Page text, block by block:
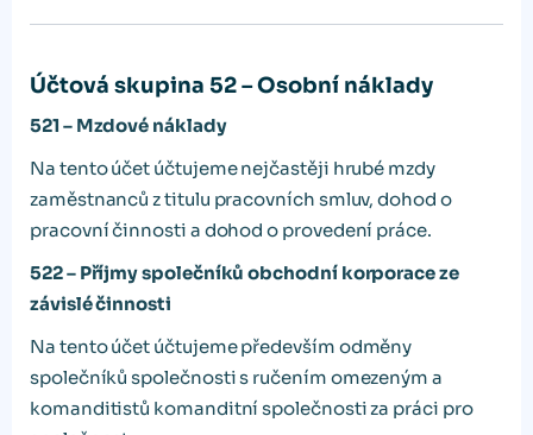
Účtová skupina 52 – Osobní náklady
521 – Mzdové náklady
Na tento účet účtujeme nejčastěji hrubé mzdy
zaměstnanců z titulu pracovních smluv, dohod o
pracovní činnosti a dohod o provedení práce.
522 – Příjmy společníků obchodní korporace ze
závislé činnosti
Na tento účet účtujeme především odměny
společníků společnosti s ručením omezeným a
komanditistů komanditní společnosti za práci pro